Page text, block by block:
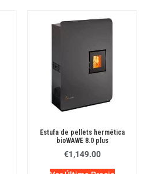
Estufa de pellets hermética
bioWAWE 8.0 plus
€1,149.00